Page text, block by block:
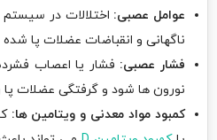
عوامل عصبی: اختلالات در
ناگهانی و انقباضات عضلات پا
فشار عصبی: فشار یا اعصاب
نورون ها شود و گرفتگی عضلات پا
کمبود مواد معدنی و ویتامین ها: